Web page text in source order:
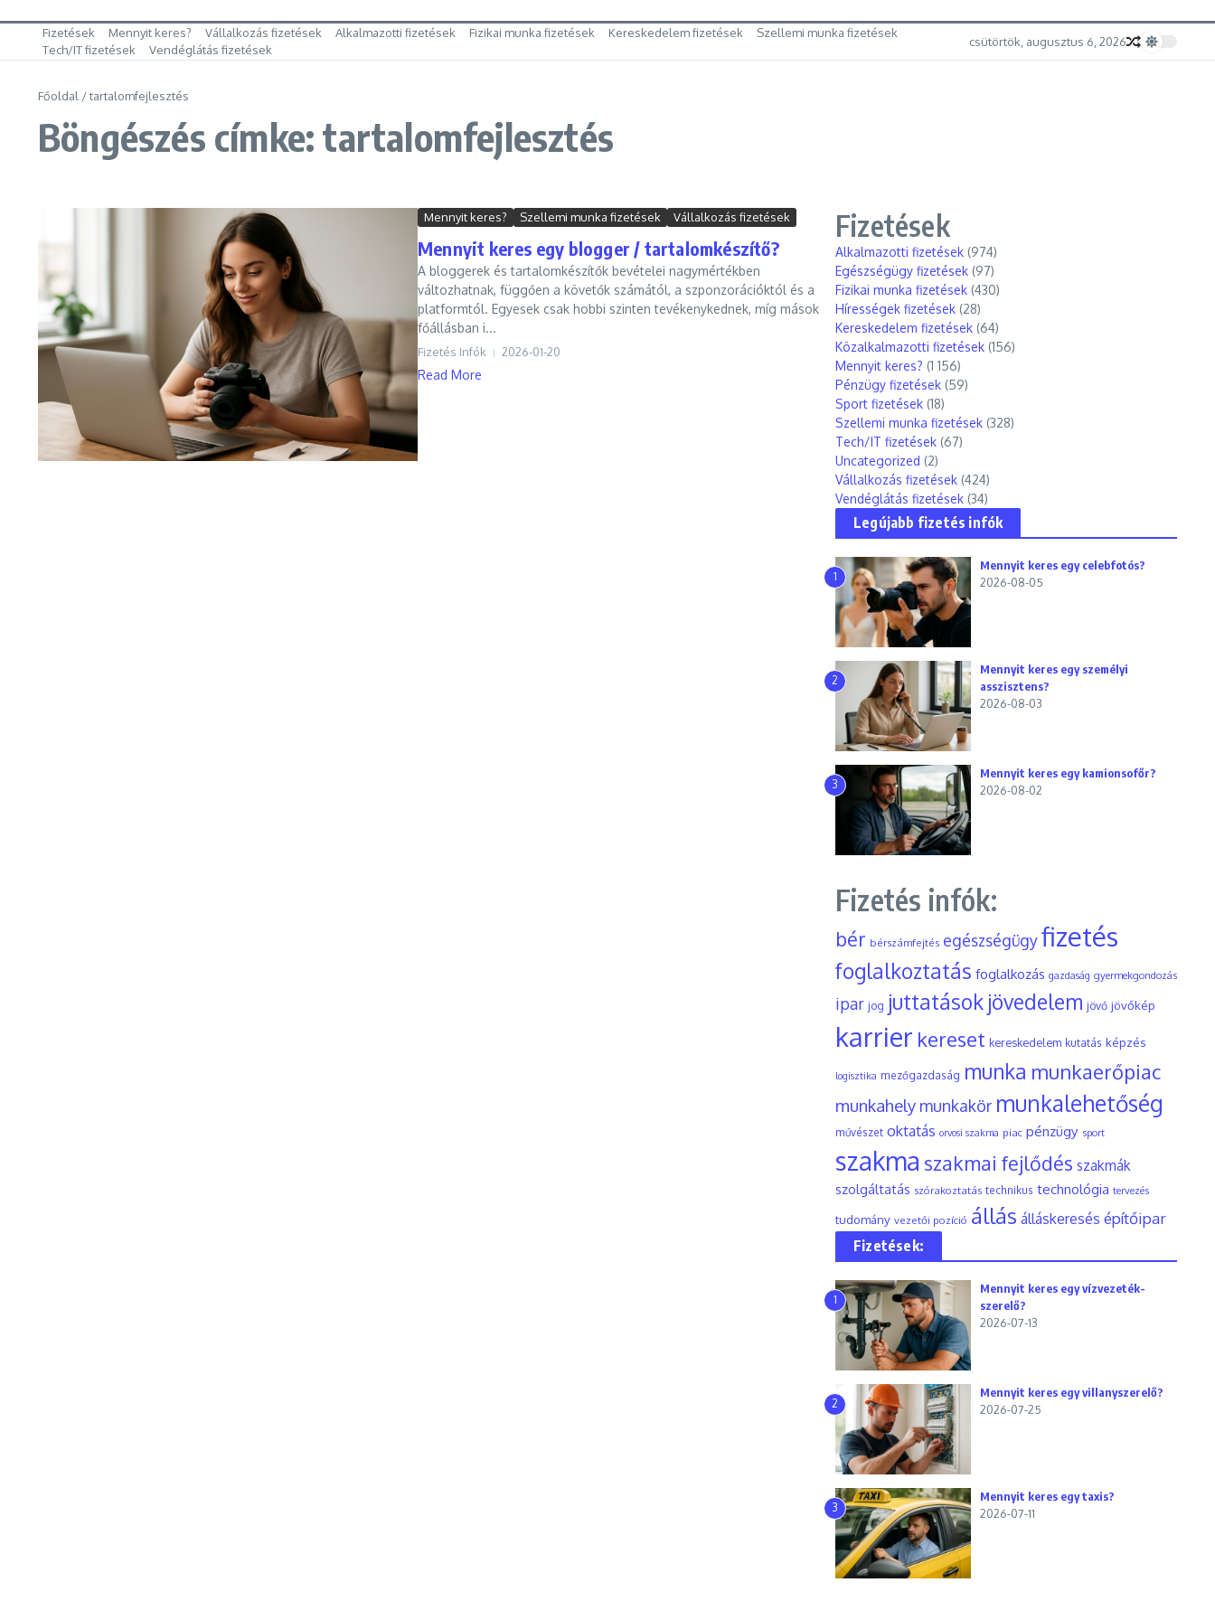
Fizetések Mennyit keres? Vállalkozás fizetések Alkalmazotti fizetések Fizikai munka fizetések Kereskedelem fizetések
Szellemi munka fizetések
Tech/IT fizetések
Vendéglátás fizetések
csütörtök, augusztus 6, 2026
Főoldal /tartalomfejlesztés
Böngészés címke: tartalomfejlesztés
Mennyit keres? Szellemi munka fizetések Vállalkozás fizetések
Mennyit keres egy blogger / tartalomkészítő?
A bloggerek és tartalomkészítők bevételei nagymértékben
változhatnak, függően a követők számától, a szponzorációktól és a
platformtól. Egyesek csak hobbi szinten tevékenykednek, míg mások
főállásban i...
Fizetés Infók 2026-01-20
Read More
Fizetések
Alkalmazotti fizetések (974)
Egészségügy fizetések (97)
Fizikai munka fizetések (430)
Hírességek fizetések (28)
Kereskedelem fizetések (64)
Közalkalmazotti fizetések (156)
Mennyit keres? (1 156)
Pénzügy fizetések (59)
Sport fizetések (18)
Szellemi munka fizetések (328)
Tech/IT fizetések (67)
Uncategorized (2)
Vállalkozás fizetések (424)
Vendéglátás fizetések (34)
Legújabb fizetés infók
1
Mennyit keres egy celebfotós?
2026-08-05
2
Mennyit keres egy személyi
asszisztens?
2026-08-03
3
Mennyit keres egy kamionsofőr?
2026-08-02
Fizetés infók:
bér bérszámfejtés egészségügyfizetés
foglalkoztatás foglalkozás gazdaság gyermekgondozás
ipar jog juttatások jövedelem jövő jövőkép
karrier kereset kereskedelem kutatás képzés
logisztika mezőgazdaság munka munkaerőpiac
munkahely munkakör munkalehetőség
művészet oktatás orvosi szakma piac pénzügy sport
szakma szakmai fejlődés szakmák
szolgáltatás szórakoztatás technikus technológia tervezés
tudomány vezetői pozíció állás álláskeresés építőipar
Fizetések:
1
Mennyit keres egy vízvezeték-
szerelő?
2026-07-13
2
Mennyit keres egy villanyszerelő?
2026-07-25
3
Mennyit keres egy taxis?
2026-07-11